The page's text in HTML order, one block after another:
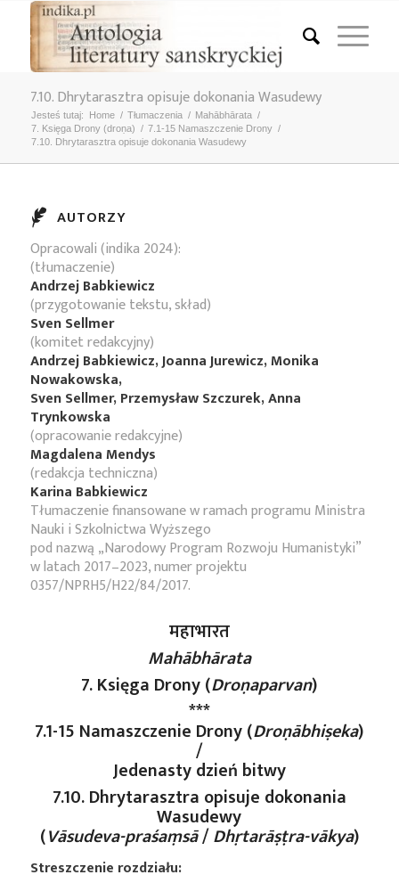
7.10. Dhrytarasztra opisuje dokonania Wasudewy
Jesteś tutaj: Home / Tłumaczenia / Mahābhārata /
7. Księga Drony (droṇa) / 7.1-15 Namaszczenie Drony /
7.10. Dhrytarasztra opisuje dokonania Wasudewy
AUTORZY
Opracowali (indika 2024):
(tłumaczenie)
Andrzej Babkiewicz
(przygotowanie tekstu, skład)
Sven Sellmer
(komitet redakcyjny)
Andrzej Babkiewicz, Joanna Jurewicz, Monika
Nowakowska,
Sven Sellmer, Przemysław Szczurek, Anna
Trynkowska
(opracowanie redakcyjne)
Magdalena Mendys
(redakcja techniczna)
Karina Babkiewicz
Tłumaczenie finansowane w ramach programu Ministra
Nauki i Szkolnictwa Wyższego
pod nazwą „Narodowy Program Rozwoju Humanistyki”
w latach 2017–2023, numer projektu
0357/NPRH5/H22/84/2017.
महाभारत
Mahābhārata
7. Księga Drony (Droṇaparvan)
***
7.1-15 Namaszczenie Drony (Droṇābhiṣeka)
/
Jedenasty dzień bitwy
7.10. Dhrytarasztra opisuje dokonania
Wasudewy
(Vāsudeva-praśaṃsā/Dhṛtarāṣṭra-vākya)
Streszczenie rozdziału: